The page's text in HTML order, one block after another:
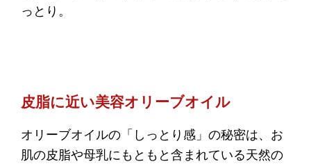
っとり。
皮脂に近い美容オリーブオイル
オリーブオイルの「しっとり感」の秘密は、お
肌の皮脂や母乳にもともと含まれている天然の